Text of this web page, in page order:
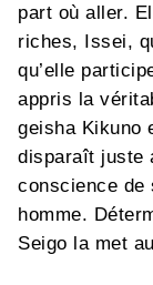
part où aller.
riches, Issei,
qu’elle
appris la
geisha Kikuno
disparaît juste
conscience de
homme.
Seigo la met